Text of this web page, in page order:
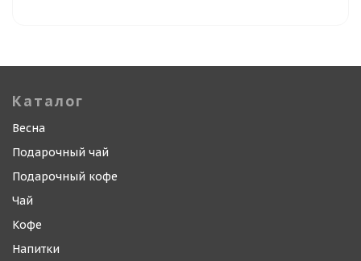
Каталог
Весна
Подарочный чай
Подарочный кофе
Чай
Кофе
Напитки